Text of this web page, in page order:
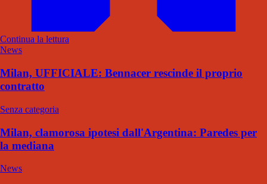
Continua la lettura
News
Milan, UFFICIALE: Bennacer rescinde il proprio
contratto
Senza categoria
Milan, clamorosa ipotesi dall'Argentina: Paredes per
la mediana
News